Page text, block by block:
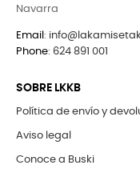
Navarra
Email :
Phone: 624 891 001
SOBRE LKKB
Política de envío y
Aviso legal
Conoce a Buski